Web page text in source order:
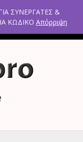
Αργολίδα 21300
2103005798
ΣΥΝΕΡΓΑΤΕΣ &
ΚΩΔΙΚΟ Απόρριψη